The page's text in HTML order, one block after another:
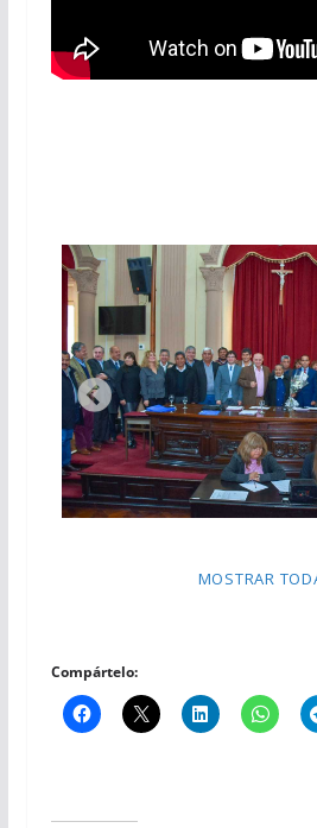
MOSTRAR
Compártelo: